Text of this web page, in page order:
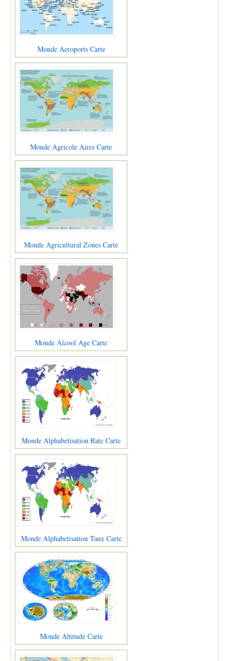
Monde Aeroports Carte
Monde Agricole Aires Carte
Monde Agricultural Zones Carte
Monde Alcool Age Carte
Monde Alphabetisation Rate Carte
Monde Alphabetisation Taux Carte
Monde Altitude Carte